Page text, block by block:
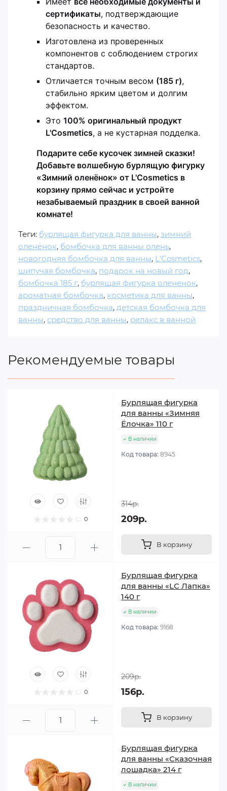
сертификаты, подтверждающие
безопасность и качество.
Изготовлена из проверенных
компонентов с соблюдением строгих
стандартов.
Отличается точным весом (185 г),
стабильно ярким цветом и долгим
эффектом.
Это 100% оригинальный продукт
L'Cosmetics, а не кустарная подделка.
Подарите себе кусочек зимней сказки!
Добавьте волшебную бурлящую фигурку
«Зимний оленёнок» от L'Cosmetics в
корзину прямо сейчас и устройте
незабываемый праздник в своей ванной
комнате!
Теги: бурлящая фигурка для ванны, зимний
оленёнок, бомбочка для ванны олень,
новогодняя бомбочка для ванны, L'Cosmetics,
шипучая бомбочка, подарок на новый год,
бомбочка 185 г, бурлящая фигурка олененок,
ароматная бомбочка, косметика для ванны,
праздничная бомбочка, детская бомбочка для
ванны, средство для ванны, релакс в ванной
Рекомендуемые товары
0
Бурлящая фигурка
для ванны «Зимняя
Ёлочка» 110 г
В наличии
Код товара: 8945
314р.
209р.
В корзину
0
Бурлящая фигурка
для ванны «LC Лапка»
140 г
В наличии
Код товара: 9168
209р.
156р.
В корзину
Бурлящая фигурка
для ванны «Сказочная
лошадка» 214 г
В наличии